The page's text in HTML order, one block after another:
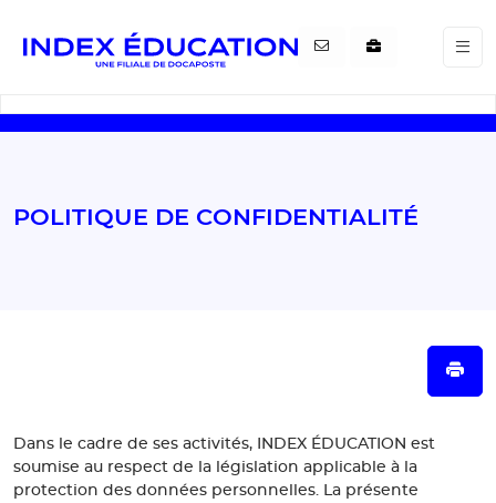
POLITIQUE DE CONFIDENTIALITÉ
Dans le cadre de ses activités, INDEX ÉDUCATION est
soumise au respect de la législation applicable à la
protection des données personnelles. La présente